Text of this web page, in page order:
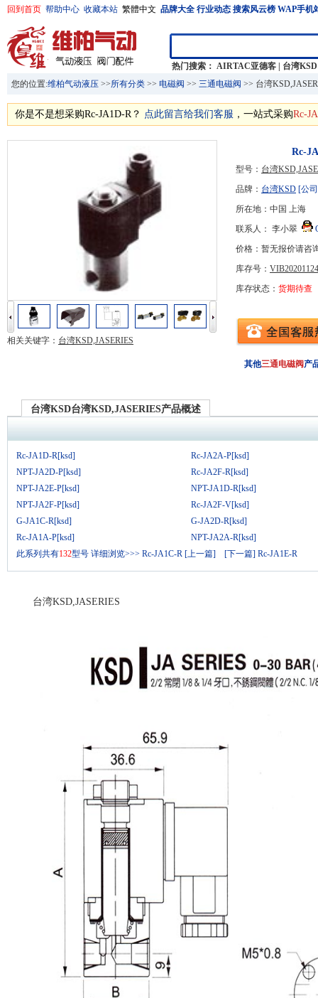
回到首页 帮助中心 收藏本站 繁體中文 品牌大全 行业动态 搜索风云榜 WAP手机
热门搜索： AIRTAC亚德客 台湾KSD
您的位置:维柏气动液压 >>所有分类 >> 电磁阀 >> 三通电磁阀 >> 台湾
你是不是想采购Rc-JA1D-R？ 点此留言给我们客服 ，一站式采购Rc-
相关关键字： 台湾KSD,JASERIES
Rc-
型号： 台湾
品牌： 台湾KSD [公
所在地：中国 上海
联系人： 李小翠
价格：暂无报价请咨
库存号：
库存状态： 货期待查
其他三通电磁阀 产
台湾KSD台湾KSD,JASERIES产品概述
Rc-JA1D-R[ksd]
Rc-JA2A-P[ksd]
NPT-JA2D-P[ksd]
Rc-JA2F-R[ksd]
NPT-JA2E-P[ksd]
NPT-JA1D-R[ksd]
NPT-JA2F-P[ksd]
Rc-JA2F-V[ksd]
G-JA1C-R[ksd]
G-JA2D-R[ksd]
Rc-JA1A-P[ksd]
NPT-JA2A-R[ksd]
此系列共有132型号 详细浏览>>> Rc-JA1C-R [上一篇] [下一篇] Rc-JA1E-R
台湾KSD,JASERIES